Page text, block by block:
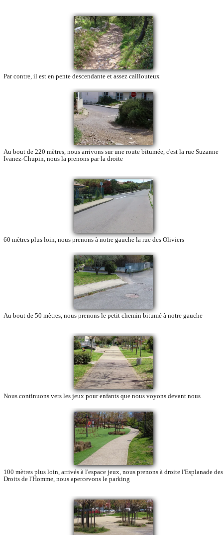
Par contre, il est en pente descendante et assez caillouteux
Au bout de 220 mètres, nous arrivons sur une route bitumée, c'est la rue Suzanne
Ivanez-Chupin, nous la prenons par la droite
60 mètres plus loin, nous prenons à notre gauche la rue des Oliviers
Au bout de 50 mètres, nous prenons le petit chemin bitumé à notre gauche
Nous continuons vers les jeux pour enfants que nous voyons devant nous
100 mètres plus loin, arrivés à l'espace jeux, nous prenons à droite l'Esplanade des
Droits de l'Homme, nous apercevons le parking